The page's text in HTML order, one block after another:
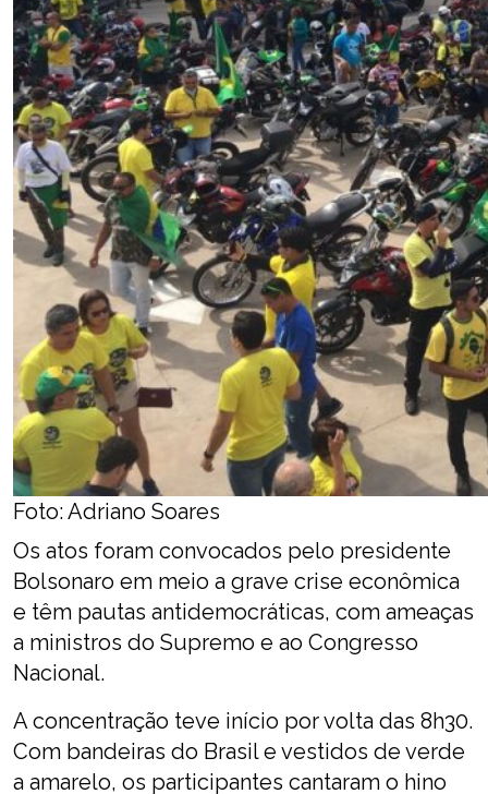
Foto: Adriano Soares
Os atos foram convocados pelo presidente
Bolsonaro em meio a grave crise econômica
e têm pautas antidemocráticas, com ameaças
a ministros do Supremo e ao Congresso
Nacional.
A concentração teve início por volta das 8h30.
Com bandeiras do Brasil e vestidos de verde
a amarelo, os participantes cantaram o hino